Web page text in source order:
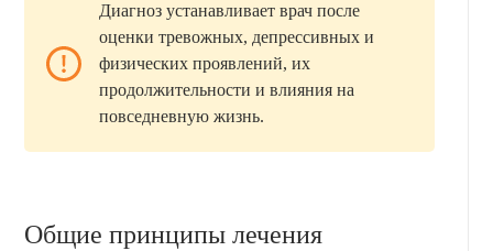
Диагноз устанавливает врач после
оценки тревожных, депрессивных и
физических проявлений, их
продолжительности и влияния на
повседневную жизнь.
Общие принципы лечения